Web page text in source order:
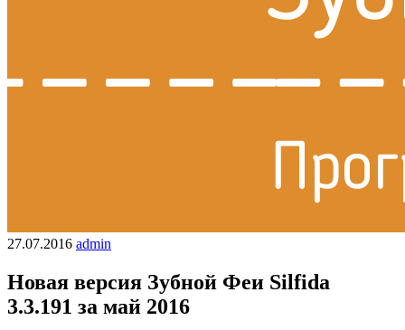
27.07.2016 admin
Новая версия Зубной Феи Silfida
3.3.191 за май 2016